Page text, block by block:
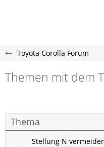
Toyota Corolla Forum
Themen mit dem
Thema
Stellung N